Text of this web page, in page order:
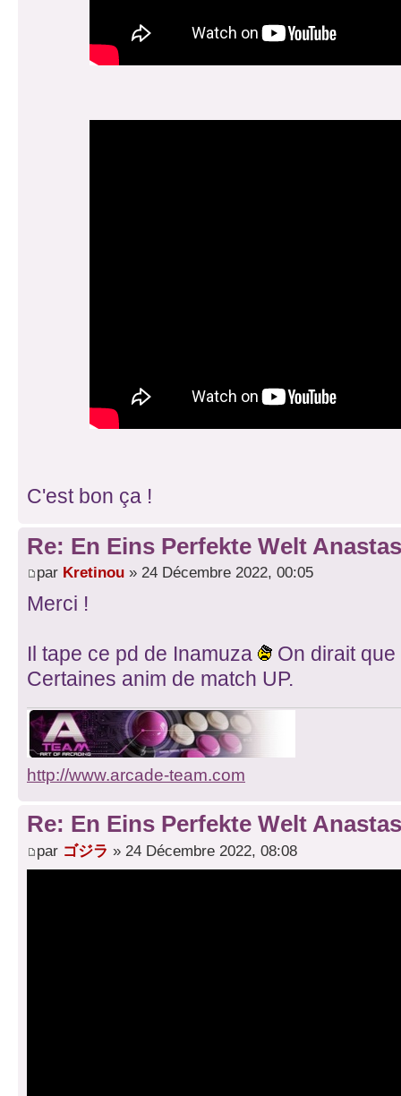
C'est bon ça !
Re: En Eins Perfekte Welt
par Kretinou » 24 Décembre 2022, 00:05
Merci !
Il tape ce pd de Inamuza
On dirait
Certaines anim de match UP.
http://www.arcade-team.com
Re: En Eins Perfekte Welt
par ゴジラ » 24 Décembre 2022, 08:08